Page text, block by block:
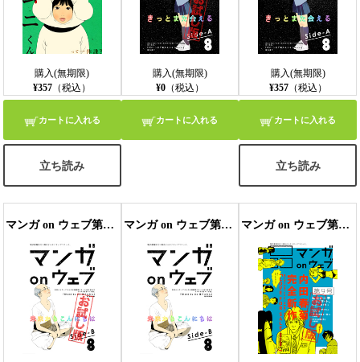
購入(無期限)
¥357 （税込）
カートに入れる
立ち読み
購入(無期限)
¥0（税込）
カートに入れる
購入(無期限)
¥357（税込）
カートに入れる
立ち読み
マンガ on ウェブ第8号 side-B 無料お試し版〔雑誌〕 マンガ on ウェブ第8号 side-B マンガ on ウェブ第9号 無料お試し版〔雑誌〕